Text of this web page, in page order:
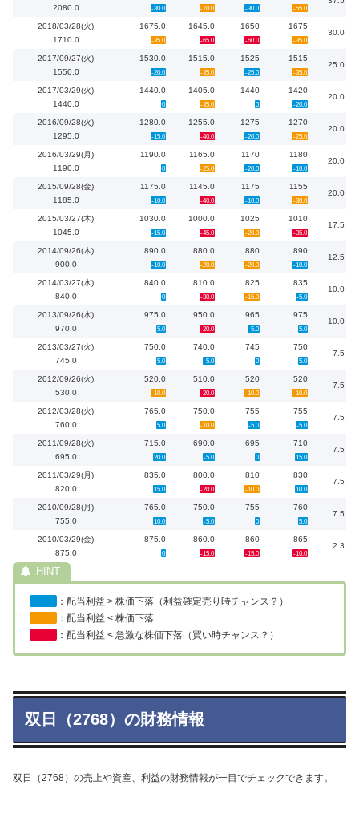
2080.0
-30.0 -70.0 -30.0 -55.0
2018/03/28(火)
1710.0
1675.0
-35.0
1645.0
-65.0
1650
-60.0
1675
-35.0
30.0
2017/09/27(火)
1550.0
1530.0
-20.0
1515.0
-35.0
1525
-25.0
1515
-35.0
25.0
2017/03/29(火)
1440.0
1440.0
0
1405.0
-35.0
1440
0
1420
-20.0
20.0
2016/09/28(火)
1295.0
1280.0
-15.0
1255.0
-40.0
1275
-20.0
1270
-25.0
20.0
2016/03/29(月)
1190.0
1190.0
0
1165.0
-25.0
1170
-20.0
1180
-10.0
20.0
2015/09/28(金)
1185.0
1175.0
-10.0
1145.0
-40.0
1175
-10.0
1155
-30.0
20.0
2015/03/27(木)
1045.0
1030.0
-15.0
1000.0
-45.0
1025
-20.0
1010
-35.0
17.5
2014/09/26(木)
900.0
890.0
-10.0
880.0
-20.0
880
-20.0
890
-10.0
12.5
2014/03/27(水)
840.0
840.0
0
810.0
-30.0
825
-15.0
835
-5.0
10.0
2013/09/26(水)
970.0
975.0
5.0
950.0
-20.0
965
-5.0
975
5.0
10.0
2013/03/27(火)
745.0
750.0
5.0
740.0
-5.0
745
0
750
5.0
7.5
2012/09/26(火)
530.0
520.0
-10.0
510.0
-20.0
520
-10.0
520
-10.0
7.5
2012/03/28(火)
760.0
765.0
5.0
750.0
-10.0
755
-5.0
755
-5.0
7.5
2011/09/28(火)
695.0
715.0
20.0
690.0
-5.0
695
0
710
15.0
7.5
2011/03/29(月)
820.0
835.0
15.0
800.0
-20.0
810
-10.0
830
10.0
7.5
2010/09/28(月)
755.0
765.0
10.0
750.0
-5.0
755
0
760
5.0
7.5
2010/03/29(金)
875.0
875.0
0
860.0
-15.0
860
-15.0
865
-10.0
2.3
：配当利益 > 株価下落（利益確定売り時チャンス？）
：配当利益 < 株価下落
：配当利益 < 急激な株価下落（買い時チャンス？）
双日（2768）の財務情報
双日（2768）の売上や資産、利益の財務情報が一目でチェックできます。